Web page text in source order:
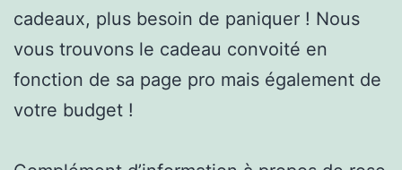
cadeaux, plus besoin de paniquer ! Nous
vous trouvons le cadeau convoité en
fonction de sa page pro mais également de
votre budget !